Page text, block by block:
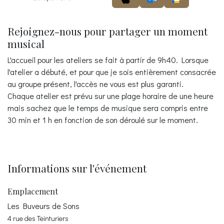
Rejoignez-nous pour partager un moment
musical
L'accueil pour les ateliers se fait à partir de 9h40. Lorsque
l'atelier a débuté, et pour que je sois entièrement consacrée
au groupe présent, l'accès ne vous est plus garanti.
Chaque atelier est prévu sur une plage horaire de une heure
mais sachez que le temps de musique sera compris entre
30 min et 1 h en fonction de son déroulé sur le moment.
Informations sur l'événement
Emplacement
Les Buveurs de Sons
4 rue des Teinturiers